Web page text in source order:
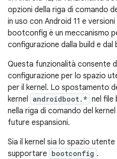
opzioni della riga di comando
in uso con Android 11 e
bootconfig è un meccanismo
configurazione dalla build e
Questa funzionalità consente
configurazione per lo spazio
per il kernel. Lo spostamento
kernel androidboot.* nel file
nella riga di comando del
future espansioni.
Sia il kernel sia lo spazio
supportare bootconfig .